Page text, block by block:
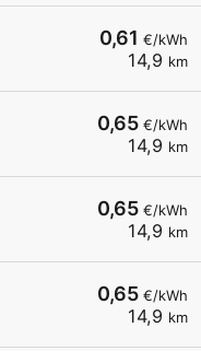
0,61 €/kWh
14,9 km
0,65 €/kWh
14,9 km
0,65 €/kWh
14,9 km
0,65 €/kWh
14,9 km